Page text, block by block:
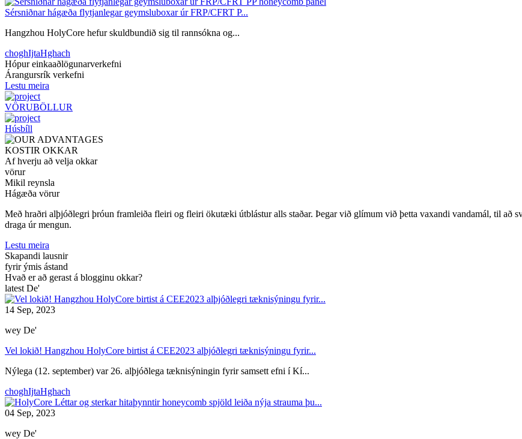
Sérsniðnar hágæða flytjanlegar geymsluboxar úr FRP/CFRT P...
Hangzhou HolyCore hefur skuldbundið sig til rannsókna og...
choghIjtaHghach
Hópur einkaaðlögunarverkefni
Árangursrík verkefni
Lestu meira
VÖRUBÖLLUR
Húsbíll
KOSTIR OKKAR
Af hverju að velja okkar
vörur
Mikil reynsla
Hágæða vörur
Með hraðri alþjóðlegri þróun framleiða fleiri og fleiri ökutæki útblástur alls staðar. Þegar við glímum við þetta vaxandi vandamál, til að
draga úr mengun.
Lestu meira
Skapandi lausnir
fyrir ýmis ástand
Hvað er að gerast á blogginu okkar?
latest De'
14 Sep, 2023
wey De'
Vel lokið! Hangzhou HolyCore birtist á CEE2023 alþjóðlegri tæknisýningu fyrir...
Nýlega (12. september) var 26. alþjóðlega tæknisýningin fyrir samsett efni í Kí...
choghIjtaHghach
04 Sep, 2023
wey De'